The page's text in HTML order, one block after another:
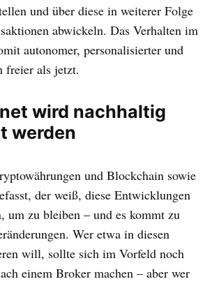
und über diese in weiterer Folge
abwickeln. Das Verhalten im
autonomer, personalisierter und
freier als jetzt.
wird nachhaltig
werden
und Blockchain sowie
der weiß, diese Entwicklungen
um zu bleiben – und es kommt zu
Wer etwa in diesen
will, sollte sich im Vorfeld noch
einem Broker machen – aber wer